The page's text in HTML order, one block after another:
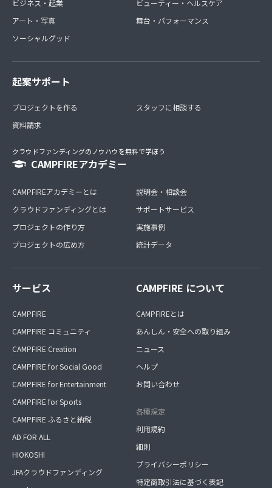
ビジネス・起業
アート・写真
ソーシャルグッド
ビューティー・ヘルスケア
舞台・パフォーマンス
起案サポート
プロジェクトを作る
資料請求
スタッフに相談する
クラウドファンディングのノウハウを無料で学ぼう
CAMPFIREアカデミー
CAMPFIREアカデミーとは
クラウドファンディングとは
プロジェクトの作り方
プロジェクトの広め方
説明会・相談会
サポートサービス
実施事例
統計データ
サービス
CAMPFIRE
CAMPFIRE コミュニティ
CAMPFIRE Creation
CAMPFIRE for Social Good
CAMPFIRE for Entertainment
CAMPFIRE for Sports
CAMPFIRE ふるさと納税
AD FOR ALL
HIOKOSHI
JFAクラウドファンディング
CAMPFIRE について
CAMPFIREとは
あんしん・安全への取り組み
ニュース
ヘルプ
お問い合わせ
各種規定
利用規約
細則
プライバシーポリシー
特定商取引法に基づく表記